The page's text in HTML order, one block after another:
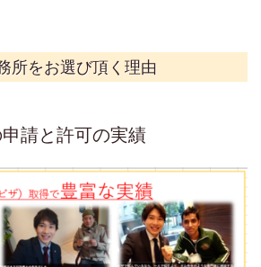
所をお選び頂く理由
請と許可の実績